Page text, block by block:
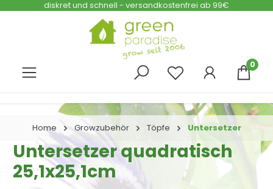
Zum Hauptinhalt springen
diskret und schnell - versandkostenfrei ab 99€
0
Home Growzubehör Töpfe Untersetzer
Untersetzer quadratisch
25,1x25,1cm